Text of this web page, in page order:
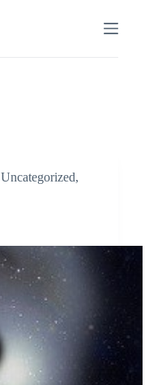
Uncategorized,